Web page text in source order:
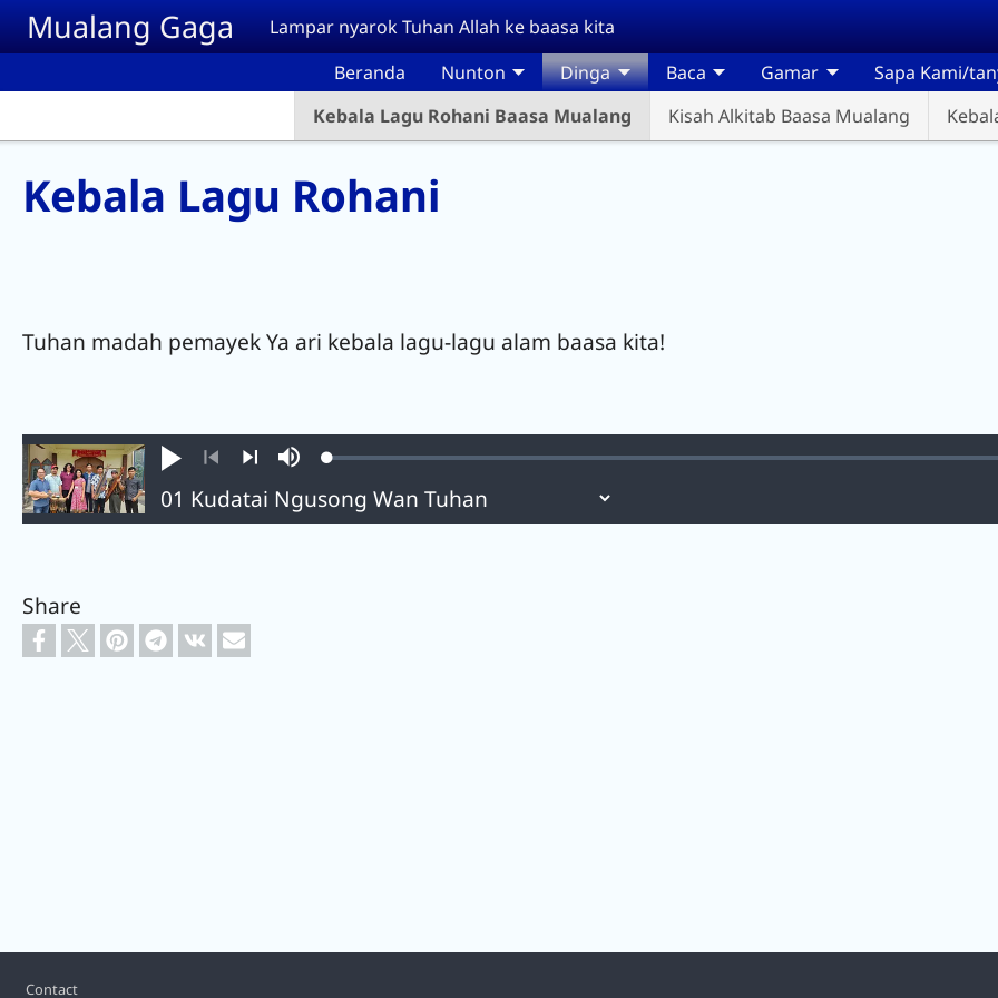
Skip to main content
Mualang Gaga
Lampar nyarok Tuhan Allah ke baasa kita
Beranda
Nunton
Dinga
Kebala Lagu Rohani Baasa Mualang
Kisah Alkitab Baasa Mualang
Baca Gamar Sapa Kami/
Kebala Lagu Rohani
Tuhan madah pemayek Ya ari kebala lagu-lagu alam baasa kita!
Tebah
PreviousNext
MuteLoaded:
Share
Footer
Contact